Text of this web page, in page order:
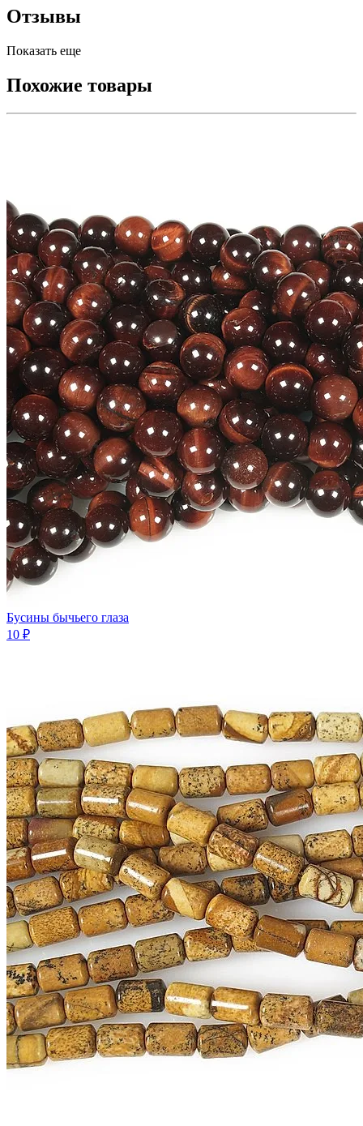
Отзывы
Показать еще
Похожие товары
Бусины бычьего глаза
10 ₽